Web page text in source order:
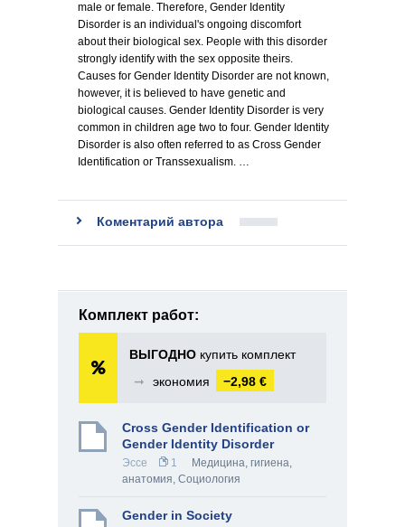
male or female. Therefore, Gender Identity
Disorder is an individual's ongoing discomfort
about their biological sex. People with this disorder
strongly identify with the sex opposite theirs.
Causes for Gender Identity Disorder are not known,
however, it is believed to have genetic and
biological causes. Gender Identity Disorder is very
common in children age two to four. Gender Identity
Disorder is also often referred to as Cross Gender
Identification or Transsexualism. …
Коментарий автора
Комплект работ:
ВЫГОДНО купить комплект
➞
экономия −2,98 €
Cross Gender Identification or
Gender Identity Disorder
Эссе 1
Медицина, гигиена,
анатомия, Социология
Gender in Society